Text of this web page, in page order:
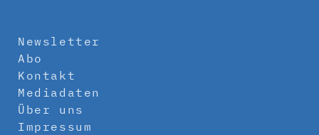
Newsletter
Abo
Kontakt
Mediadaten
Über uns
Impressum